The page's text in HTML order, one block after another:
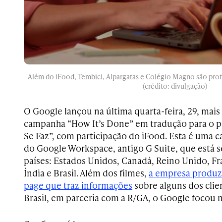
Além do iFood, Tembici, Alpargatas e Colégio Magno são
(crédito: divulgação)
O Google lançou na última quarta-feira, 29,
campanha “How It’s Done” em tradução para o
Se Faz”, com participação do iFood. Esta é uma
do GoogleWorkspace, antigo G Suite, que está
países: Estados Unidos, Canadá, Reino Unido,
Índia e Brasil. Além dos filmes, a empresa
page que traz informações sobre alguns dos
Brasil, em parceria com a R/GA, o Google focou